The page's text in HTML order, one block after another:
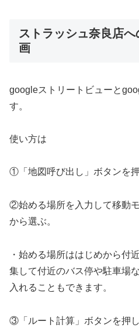
ストラッシュ奈良店
画
googleストリートビューと
す。
使い方は
①「地図呼び出し」ボタンを
②始める場所を入力して移動
から選ぶ。
・始める場所ははじめから付
集して付近のバス停や駐車場
入れることもできます。
③「ルート計算」ボタンを押